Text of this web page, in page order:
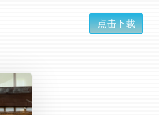
点击下载